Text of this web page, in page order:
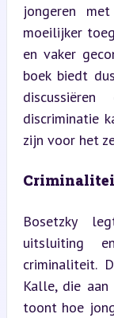
jongeren
moeilijker
en vaker
boek biedt
discriminatie
zijn voor het
Bosetzky
uitsluiting
criminaliteit.
Kalle, die
toont hoe